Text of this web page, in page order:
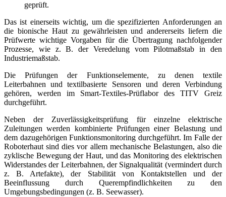
geprüft.
Das ist einerseits wichtig, um die spezifizierten Anforderungen an
die bionische Haut zu gewährleisten und andererseits liefern die
Prüfwerte wichtige Vorgaben für die Übertragung nachfolgender
Prozesse, wie z. B. der Veredelung vom Pilotmaßstab in den
Industriemaßstab.
Die Prüfungen der Funktionselemente, zu denen textile
Leiterbahnen und textilbasierte Sensoren und deren Verbindung
gehören, werden im Smart-Textiles-Prüflabor des TITV Greiz
durchgeführt.
Neben der Zuverlässigkeitsprüfung für einzelne elektrische
Zuleitungen werden kombinierte Prüfungen einer Belastung und
dem dazugehörigen Funktionsmonitoring durchgeführt. Im Falle der
Roboterhaut sind dies vor allem mechanische Belastungen, also die
zyklische Bewegung der Haut, und das Monitoring des elektrischen
Widerstandes der Leiterbahnen, der Signalqualität (vermindert durch
z. B. Artefakte), der Stabilität von Kontaktstellen und der
Beeinflussung durch Querempfindlichkeiten zu den
Umgebungsbedingungen (z. B. Seewasser).